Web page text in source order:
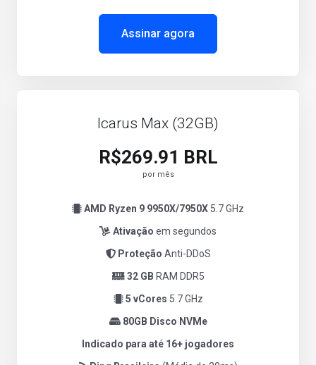
Assinar agora
Icarus Max (32GB)
R$269.91 BRL
por mês
AMD Ryzen 9 9950X/7950X 5.7 GHz
Ativação em segundos
Proteção Anti-DDoS
32 GB RAM DDR5
5 vCores 5.7 GHz
80GB Disco NVMe
Indicado para até 16+ jogadores